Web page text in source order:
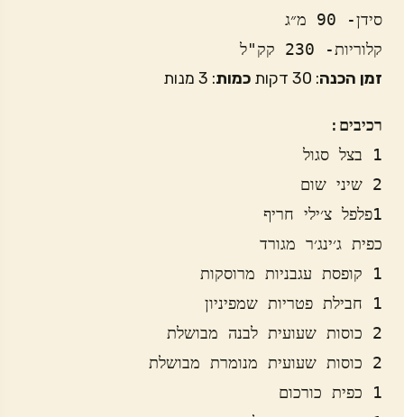
קלוריות- 230 קק"ל
זמן הכנה: 30 דקות כמות: 3 מנות
רכיבים